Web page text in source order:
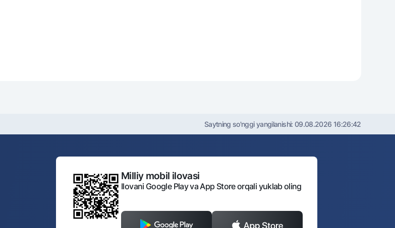
Saytning so'nggi yangilanishi: 09.08.2026 16:26:42
Milliy mobil ilovasi
Ilovani Google Play va App Store orqali yuklab oling